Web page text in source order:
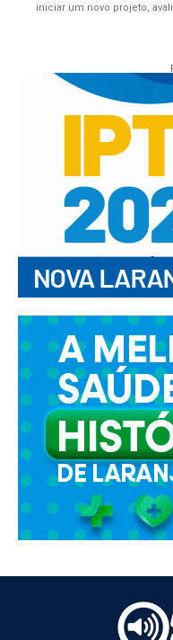
iniciar um novo projeto,